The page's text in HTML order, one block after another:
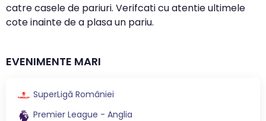
catre casele de pariuri. Verifcati cu atentie ultimele
cote inainte de a plasa un pariu.
EVENIMENTE MARI
SuperLigă României
Premier League - Anglia